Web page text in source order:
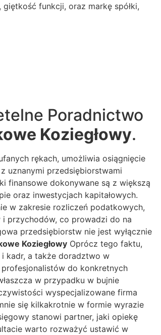
funkcji, oraz markę spółki,
Poradnictwo
Koziegłowy.
rękach, umożliwia osiągnięcie
uznanymi przedsiębiorstwami
finansowe dokonywane są z większą
oraz inwestycjach kapitałowych.
w zakresie rozliczeń podatkowych,
przychodów, co prowadzi do na
przedsiębiorstw nie jest wyłącznie
Koziegłowy Oprócz tego faktu,
i kadr, a także doradztwo w
do konkretnych
w przypadku w bujnie
wyspecjalizowane firma
się kilkakrotnie w formie wyrazie
stanowi partner, jaki opiekę
warto rozważyć ustawić w